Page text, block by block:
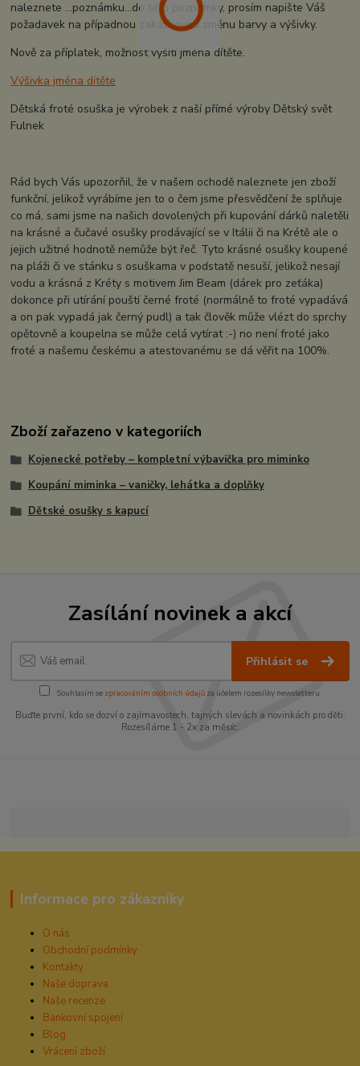
naleznete ...poznámku...do této poznámky, prosím napište Váš
požadavek na případnou zakázkovou změnu barvy a výšivky.
Nově za příplatek, možnost vyšití jména dítěte.
Výšivka jména dítěte
Dětská froté osuška je výrobek z naší přímé výroby Dětský svět
Fulnek
Rád bych Vás upozorňil, že v našem ochodě naleznete jen zboží
funkční, jelikož vyrábíme jen to o čem jsme přesvědčení že splňuje
co má, sami jsme na našich dovolených při kupování dárků naletěli
na krásné a čučavé osušky prodávající se v Itálii či na Krétě ale o
jejich užitné hodnotě nemůže být řeč. Tyto krásné osušky koupené
na pláži či ve stánku s osuškama v podstatě nesuší, jelikož nesají
vodu a krásná z Kréty s motivem Jim Beam (dárek pro zeťáka)
dokonce při utírání pouští černé froté (normálně to froté vypadává
a on pak vypadá jak černý pudl) a tak člověk může vlézt do sprchy
opětovně a koupelna se může celá vytírat :-) no není froté jako
froté a našemu českému a atestovanému se dá věřit na 100%.
Zboží zařazeno v kategoriích
Kojenecké potřeby – kompletní výbavička pro miminko
Koupání miminka – vaničky, lehátka a doplňky
Dětské osušky s kapucí
Zasílání novinek a akcí
Přihlásit se
Souhlasím se zpracováním osobních údajůza účelem rozesílky newsletteru.
Buďte první, kdo se dozví o zajímavostech, tajných slevách a novinkách pro děti.
Rozesíláme 1 - 2x za měsíc.
Informace pro zákazníky
O nás
Obchodní podmínky
Kontakty
Naše doprava
Naše recenze
Bankovní spojení
Blog
Vrácení zboží